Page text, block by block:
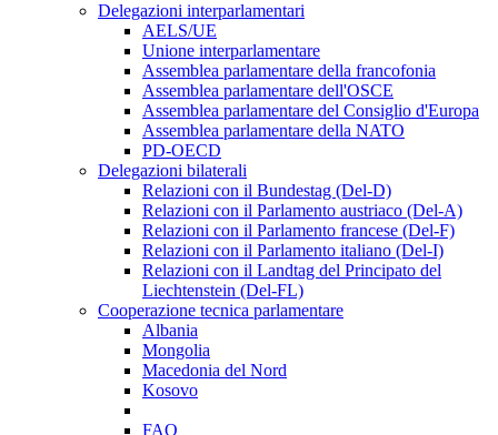
Delegazioni interparlamentari
AELS/UE
Unione interparlamentare
Assemblea parlamentare della francofonia
Assemblea parlamentare dell'OSCE
Assemblea parlamentare del Consiglio d'Europa
Assemblea parlamentare della NATO
PD-OECD
Delegazioni bilaterali
Relazioni con il Bundestag (Del-D)
Relazioni con il Parlamento austriaco (Del-A)
Relazioni con il Parlamento francese (Del-F)
Relazioni con il Parlamento italiano (Del-I)
Relazioni con il Landtag del Principato del
Liechtenstein (Del-FL)
Cooperazione tecnica parlamentare
Albania
Mongolia
Macedonia del Nord
Kosovo
FAQ